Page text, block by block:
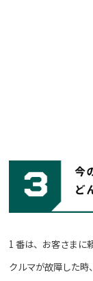
1 番は、お客さまに
クルマが故障した